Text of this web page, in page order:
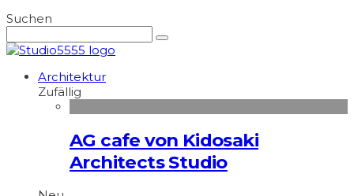
Suchen
Architektur
Zufällig
AG cafe von Kidosaki
Architects Studio